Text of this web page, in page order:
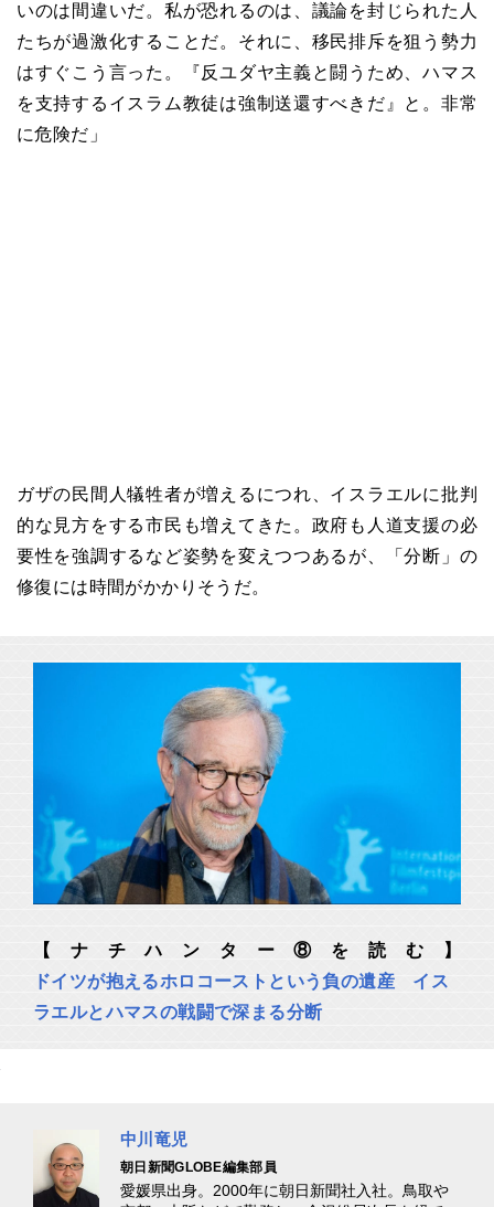
いのは間違いだ。私が恐れるのは、議論を封じられた人
たちが過激化することだ。それに、移民排斥を狙う勢力
はすぐこう言った。『反ユダヤ主義と闘うため、ハマス
を支持するイスラム教徒は強制送還すべきだ』と。非常
に危険だ」
ガザの民間人犠牲者が増えるにつれ、イスラエルに批判
的な見方をする市民も増えてきた。政府も人道支援の必
要性を強調するなど姿勢を変えつつあるが、「分断」の
修復には時間がかかりそうだ。
【ナチハンター⑧を読む】
ドイツが抱えるホロコーストという負の遺産 イス
ラエルとハマスの戦闘で深まる分断
中川竜児
朝日新聞GLOBE編集部員
愛媛県出身。2000年に朝日新聞社入社。鳥取や